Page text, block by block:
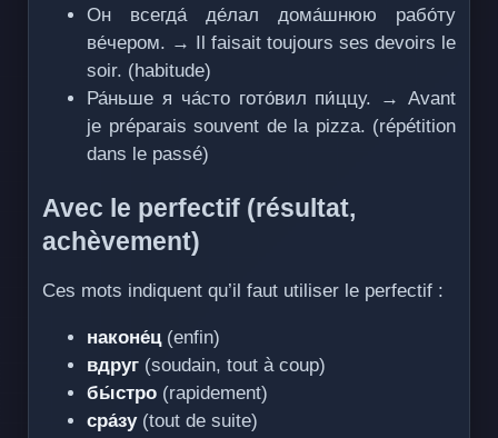
Он всегда́ де́лал дома́шнюю рабо́ту
ве́чером. → Il faisait toujours ses devoirs le
soir. (habitude)
Ра́ньше я ча́сто гото́вил пи́ццу. → Avant
je préparais souvent de la pizza. (répétition
dans le passé)
Avec le perfectif (résultat,
achèvement)
Ces mots indiquent qu’il faut utiliser le perfectif :
наконе́ц(enfin)
вдруг (soudain, tout à coup)
бы́стро (rapidement)
сра́зу(tout de suite)